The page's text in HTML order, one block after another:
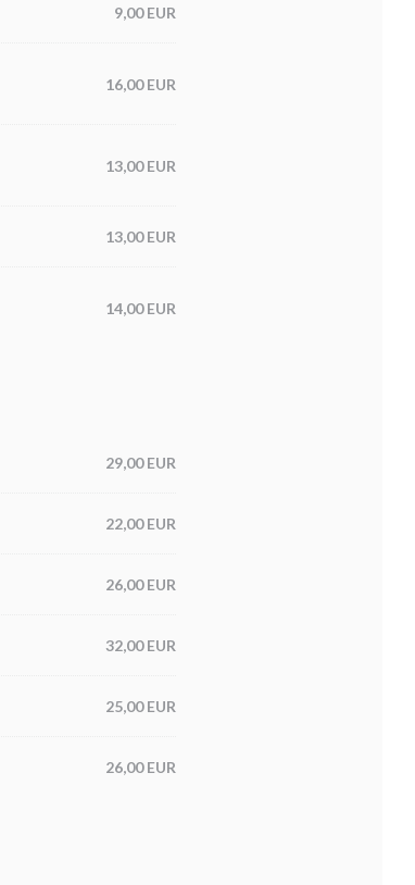
9,00 EUR
16,00 EUR
13,00 EUR
13,00 EUR
14,00 EUR
29,00 EUR
22,00 EUR
26,00 EUR
32,00 EUR
25,00 EUR
26,00 EUR